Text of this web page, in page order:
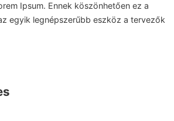
Ipsum. Ennek köszönhetően ez a
egyik legnépszerűbb eszköz a tervezők